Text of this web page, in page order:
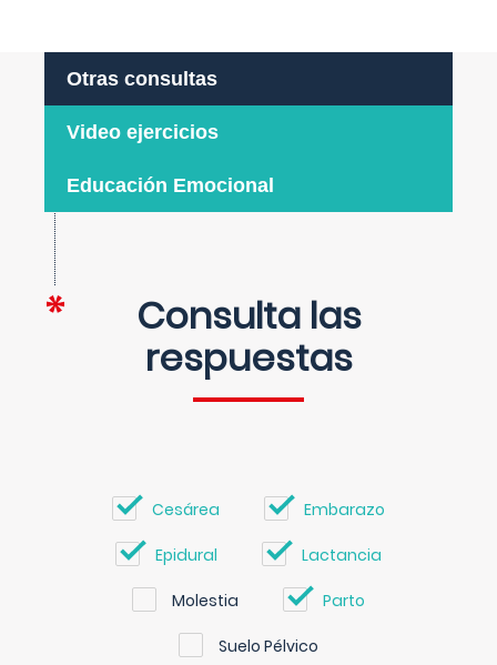
Otras consultas
Video ejercicios
Educación Emocional
Consulta las
respuestas
Cesárea Embarazo
Epidural Lactancia
Molestia Parto
Suelo Pélvico